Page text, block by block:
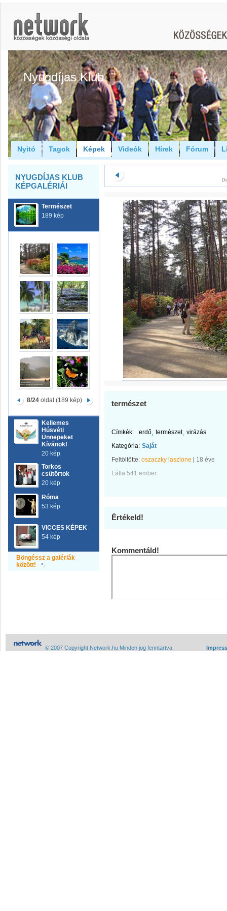
Nyugdíjas Klub
Nyitó Tagok Képek Videók Hírek Fórum
NYUGDÍJAS KLUB
KÉPGALÉRIÁI
Természet
189 kép
8/24oldal (189 kép)
Kellemes
Húsvéti
Ünnepeket
Kívánok!
20 kép
Torkos
csütörtok
20 kép
Róma
53 kép
VICCES KÉPEK
54 kép
Böngéssz a galériák
között!
természet
Címkék: erdő természet virázás
Kategória: Saját
Feltöltötte: oszaczky laszlone
18 éve
Látta 541 ember.
Értékeld!
Kommentáld!
© 2007 Copyright Network.hu Minden jog fenntartva.